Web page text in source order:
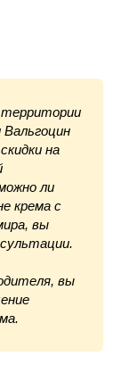
территории
на
ли
крема с
вы
вы